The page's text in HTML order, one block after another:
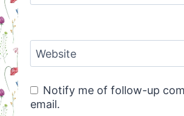
Website
Notify me of follow-up
email.